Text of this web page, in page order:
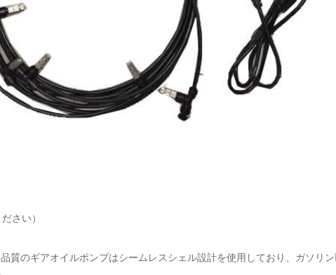
さい）
質のギアオイルポンプはシームレスシェル設計を使用しており、ガソリ